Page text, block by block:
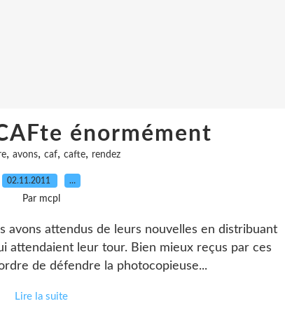
énormément
, avons, caf, cafte, rendez
02.11.2011 …
Par mcpl
avons attendus de leurs nouvelles en distribuant
attendaient leur tour. Bien mieux reçus par ces
de défendre la photocopieuse...
Lire la suite